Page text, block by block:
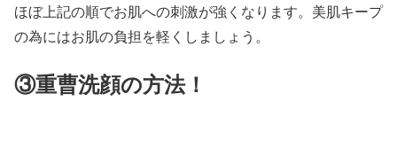
ほぼ上記の順でお肌への刺激が強くなります。美肌キープ
の為にはお肌の負担を軽くしましょう。
③重曹洗顔の方法！